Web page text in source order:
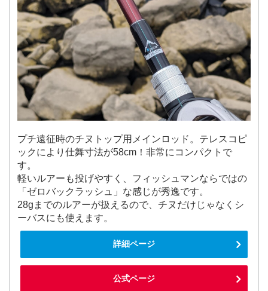
プチ遠征時のチヌトップ用メインロッド。テレスコピ
ックにより仕舞寸法が58cm！非常にコンパクトで
す。
軽いルアーも投げやすく、フィッシュマンならではの
「ゼロバックラッシュ」な感じが秀逸です。
28gまでのルアーが扱えるので、チヌだけじゃなくシ
ーバスにも使えます。
詳細ページ
公式ページ